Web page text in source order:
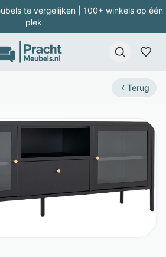
te vergelijken | 100+ winkels op één
plek
Terug